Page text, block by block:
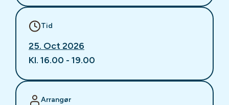
Tid
25. Oct 2026
Kl. 16.00 - 19.00
Arrangør